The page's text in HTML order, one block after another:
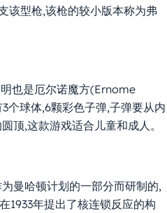
该型枪,该枪的较小版本称为弗
也是厄尔诺魔方(Ernome
个球体,6颗彩色子弹,子弹要从内
顶,这款游戏适合儿童和成人。
曼哈顿计划的一部分而研制的,
1933年提出了核连锁反应的构